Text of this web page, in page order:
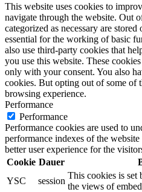
This website uses cookies to
navigate through the website. Out
categorized as necessary are
essential for the working of basic
also use third-party cookies that
you use this website. These
only with your consent. You also
cookies. But opting out of some of
browsing experience.
Performance
Performance
Performance cookies are used to
performance indexes of the
better user experience for the
Cookie Dauer
YSC
session
This cookies is set
the views of